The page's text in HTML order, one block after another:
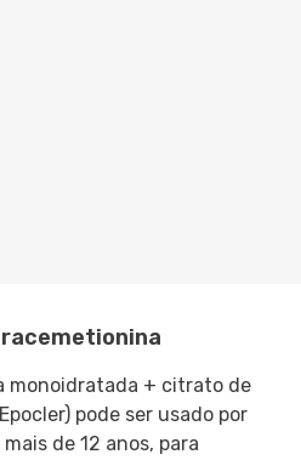
monoidratada + citrato de
pode ser usado por
de 12 anos, para